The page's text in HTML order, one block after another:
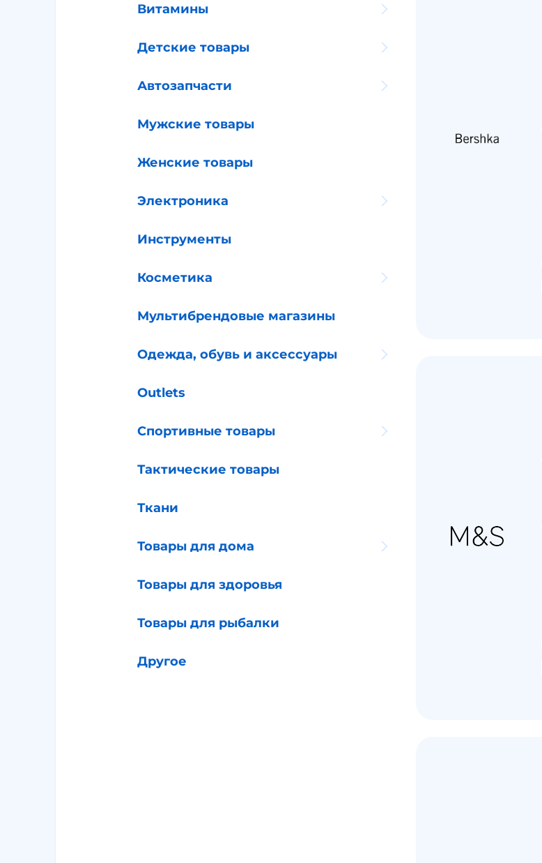
Витамины
Детские товары
Автозапчасти
Мужские товары
Женские товары
Электроника
Инструменты
Косметика
Мультибрендовые магазины
Одежда, обувь и аксессуары
Outlets
Спортивные товары
Тактические товары
Ткани
Товары для дома
Товары для здоровья
Товары для рыбалки
Другое